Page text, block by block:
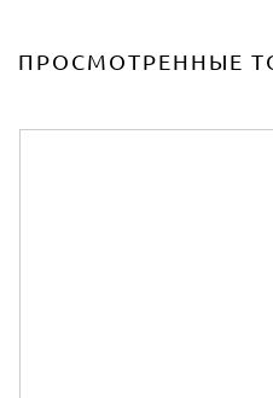
ПРОСМОТРЕННЫЕ